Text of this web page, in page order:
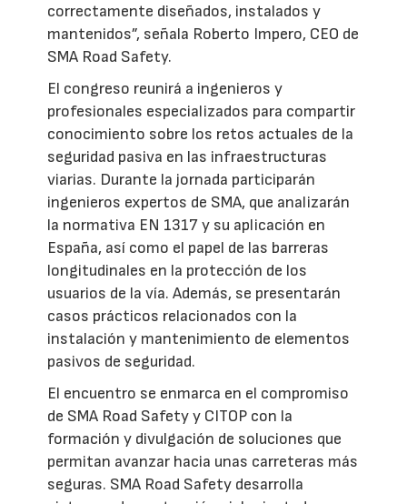
correctamente diseñados, instalados y
mantenidos”, señala Roberto Impero, CEO de
SMA Road Safety.
El congreso reunirá a ingenieros y
profesionales especializados para compartir
conocimiento sobre los retos actuales de la
seguridad pasiva en las infraestructuras
viarias. Durante la jornada participarán
ingenieros expertos de SMA, que analizarán
la normativa EN 1317 y su aplicación en
España, así como el papel de las barreras
longitudinales en la protección de los
usuarios de la vía. Además, se presentarán
casos prácticos relacionados con la
instalación y mantenimiento de elementos
pasivos de seguridad.
El encuentro se enmarca en el compromiso
de SMA Road Safety y CITOP con la
formación y divulgación de soluciones que
permitan avanzar hacia unas carreteras más
seguras. SMA Road Safety desarrolla